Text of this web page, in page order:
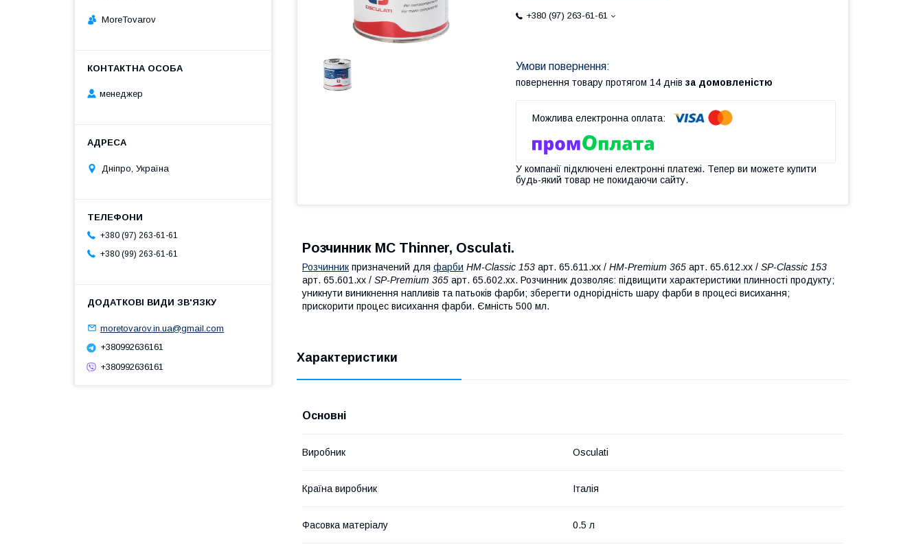
+380 (97) 263-61-61
повернення товару протягом 14 днів за домовленістю
У компанії підключені електронні платежі. Тепер ви можете купити
будь-який товар не покидаючи сайту.
Розчинник MC Thinner, Osculati.
Розчинник призначений для фарби HM-Classic 153 арт. 65.611.xx / HM-Premium 365 арт. 65.612.xx / SP-Classic 153
арт. 65.601.xx / SP-Premium 365 арт. 65.602.xx. Розчинник дозволяє: підвищити характеристики плинності продукту;
уникнути виникнення напливів та патьоків фарби; зберегти однорідність шару фарби в процесі висихання;
прискорити процес висихання фарби. Ємність 500 мл.
Характеристики
Основні
Виробник Osculati
Країна виробник Італія
Фасовка матеріалу 0.5 л
MoreTovarov
менеджер
Дніпро, Україна
+380 (97) 263-61-61
+380 (99) 263-61-61
moretovarov.in.ua@gmail.com
+380992636161
+380992636161